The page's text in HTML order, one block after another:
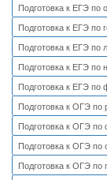
Подготовка к ЕГЭ по
Подготовка к ЕГЭ по
Подготовка к ЕГЭ по
Подготовка к ЕГЭ по
Подготовка к ЕГЭ по
Подготовка к ОГЭ по
Подготовка к ОГЭ по
Подготовка к ОГЭ по
Подготовка к ОГЭ по